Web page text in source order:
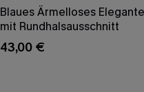
Blaues Ärmelloses
mit Rundhalsausschnitt
43,00 €